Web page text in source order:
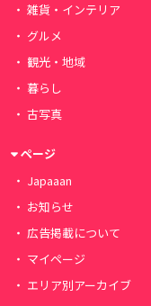
雑貨・インテリア
グルメ
観光・地域
暮らし
古写真
ページ
Japaaan
お知らせ
広告掲載について
マイページ
エリア別アーカイブ